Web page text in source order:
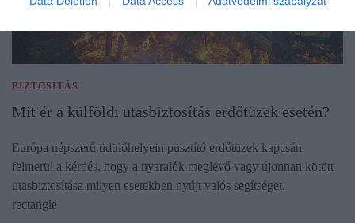
BIZTOSÍTÁS
Mit ér a külföldi utasbiztosítás erdőtüzek esetén?
Európa népszerű üdülőhelyein pusztító erdőtüzek kapcsán
felmerül a kérdés, hogy a nyaralók meglévő vagy újonnan kötött
utasbiztosítása milyen esetekben nyújt valós segítséget.
rectangle